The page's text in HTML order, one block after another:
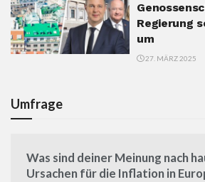
Regierung
um
27. MÄRZ 2025
Umfrage
Was sind deiner Meinung nach
Ursachen für die Inflation in